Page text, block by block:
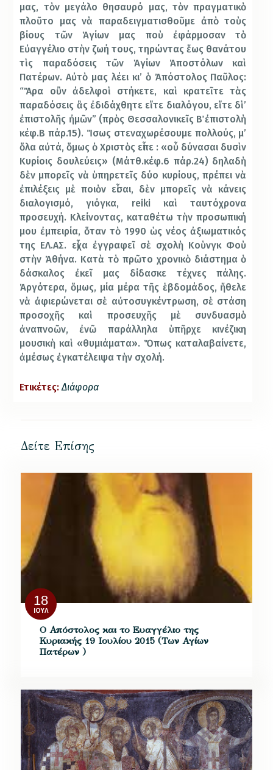
μας, τὸν μεγάλο θησαυρό μας, τὸν πραγματικὸ
πλοῦτο μας νὰ παραδειγματισθοῦμε ἀπὸ τοὺς
βίους τῶν Ἁγίων μας ποὺ ἐφάρμοσαν τὸ
Εὐαγγέλιο στὴν ζωή τους, τηρώντας ἕως θανάτου
τὶς παραδόσεις τῶν Ἁγίων Ἀποστόλων καὶ
Πατέρων. Αὐτὸ μας λέει κι’ ὁ Ἀπόστολος Παῦλος:
“Ἄρα οὒν ἀδελφοὶ στήκετε, καὶ κρατεῖτε τὰς
παραδόσεις ἂς ἐδιδάχθητε εἴτε διαλόγου, εἴτε δὶ’
ἐπιστολῆς ἠμῶν” (πρὸς Θεσσαλονικεῖς Β΄ ἐπιστολὴ
κέφ.Β πάρ.15). Ἴσως στεναχωρέσουμε πολλούς, μ’
ὅλα αὐτά, ὅμως ὁ Χριστὸς εἶπε : «οὗ δύνασαι δυσὶν
Κυρίοις δουλεύεις» (Μάτθ.κέφ.6 πάρ.24) δηλαδὴ
δὲν μπορεῖς νὰ ὑπηρετεῖς δύο κυρίους, πρέπει νὰ
ἐπιλέξεις μὲ ποιὸν εἶσαι, δὲν μπορεῖς νὰ κάνεις
διαλογισμό, γιόγκα, reiki καὶ ταυτόχρονα
προσευχή. Κλείνοντας, καταθέτω τὴν προσωπική
μου ἐμπειρία, ὅταν τὸ 1990 ὡς νέος ἀξιωματικός
της ΕΛ.ΑΣ. εἶχα ἐγγραφεῖ σὲ σχολὴ Κοὺνγκ Φοὺ
στὴν Ἀθήνα. Κατὰ τὸ πρῶτο χρονικὸ διάστημα ὁ
δάσκαλος ἐκεῖ μας δίδασκε τέχνες πάλης.
Ἀργότερα, ὅμως, μία μέρα τῆς ἑβδομάδος, ἤθελε
νὰ ἀφιερώνεται σὲ αὐτοσυγκέντρωση, σὲ στάση
προσοχῆς καὶ προσευχῆς μὲ συνδυασμὸ
ἀναπνοῶν, ἐνῶ παράλληλα ὑπῆρχε κινέζικη
μουσικὴ καὶ «θυμιάματα». Ὅπως καταλαβαίνετε,
ἀμέσως ἐγκατέλειψα τὴν σχολή.
Ετικέτες: Διάφορα
Δείτε Επίσης
18
ΙΟΎΛ
Ο Απόστολος και το Ευαγγέλιο της
Κυριακής 19 Ιουλίου 2015 (Των Αγίων
Πατέρων )